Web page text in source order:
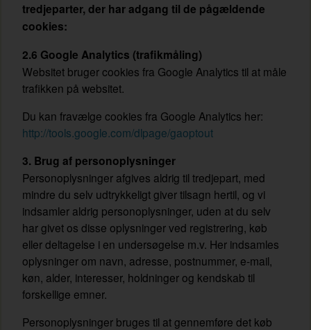
tredjeparter, der har adgang til de pågældende
cookies:
2.6 Google Analytics (trafikmåling)
Websitet bruger cookies fra Google Analytics til at måle
trafikken på websitet.
Du kan fravælge cookies fra Google Analytics her:
http://tools.google.com/dlpage/gaoptout
3. Brug af personoplysninger
Personoplysninger afgives aldrig til tredjepart, med
mindre du selv udtrykkeligt giver tilsagn hertil, og vi
indsamler aldrig personoplysninger, uden at du selv
har givet os disse oplysninger ved registrering, køb
eller deltagelse i en undersøgelse m.v. Her indsamles
oplysninger om navn, adresse, postnummer, e-mail,
køn, alder, interesser, holdninger og kendskab til
forskellige emner.
Personoplysninger bruges til at gennemføre det køb